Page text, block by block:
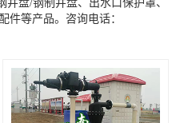
盘/钢制井盘、出水口保护罩、
件等产品。咨询电话：